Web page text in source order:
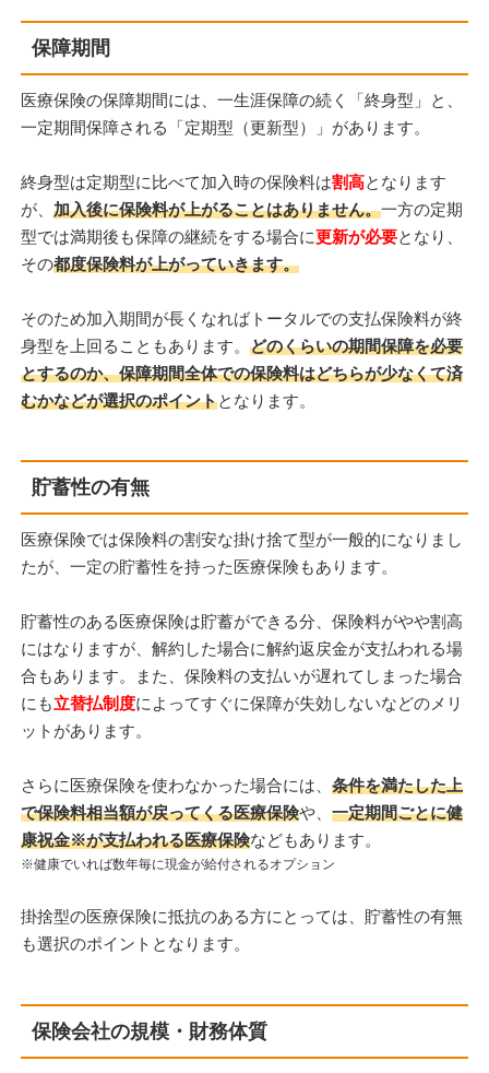
保障期間
医療保険の保障期間には、一生涯保障の続く「終身型」と、
一定期間保障される「定期型（更新型）」があります。
終身型は定期型に比べて加入時の保険料は割高となります
が、 加入後に保険料が上がることはありません。一方の定期
型では満期後も保障の継続をする場合に更新が必要となり、
その都度保険料が上がっていきます。
そのため加入期間が長くなればトータルでの支払保険料が終
身型を上回ることもあります。 どのくらいの期間保障を必要
とするのか、保障期間全体での保険料はどちらが少なくて済
むかなどが選択のポイントとなります。
貯蓄性の有無
医療保険では保険料の割安な掛け捨て型が一般的になりまし
たが、一定の貯蓄性を持った医療保険もあります。
貯蓄性のある医療保険は貯蓄ができる分、保険料がやや割高
にはなりますが、解約した場合に解約返戻金が支払われる場
合もあります。また、保険料の支払いが遅れてしまった場合
にも立替払制度によってすぐに保障が失効しないなどのメリ
ットがあります。
さらに医療保険を使わなかった場合には、 条件を満たした上
で保険料相当額が戻ってくる医療保険や、 一定期間ごとに健
康祝金※が支払われる医療保険などもあります。
※健康でいれば数年毎に現金が給付されるオプション
掛捨型の医療保険に抵抗のある方にとっては、貯蓄性の有無
も選択のポイントとなります。
保険会社の規模・財務体質